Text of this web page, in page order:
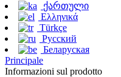
ქართული
Ελληνικά
Türkçe
Русский
Беларуская
Principale
Informazioni sul prodotto